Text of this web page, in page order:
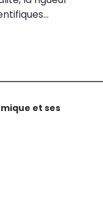
et ses